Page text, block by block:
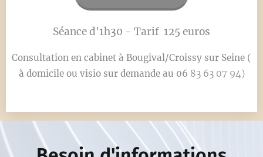
Séance d'1h30 - Tarif 125 euros
Consultation en cabinet à Bougival/Croissy sur Seine (
à domicile ou visio sur demande au 06 83 63 07 94)